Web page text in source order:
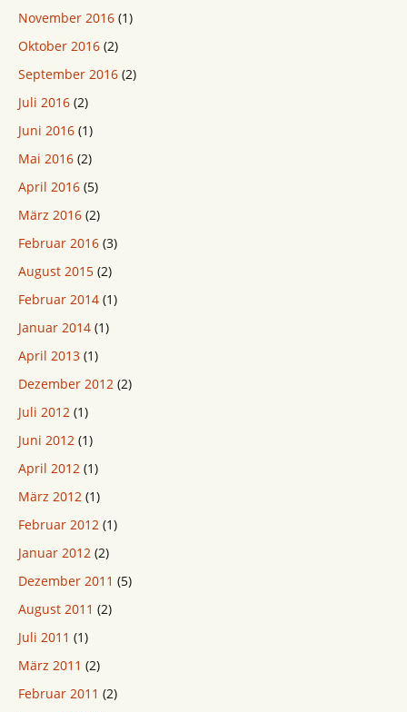
November 2016 (1)
Oktober 2016 (2)
September 2016 (2)
Juli 2016 (2)
Juni 2016 (1)
Mai 2016 (2)
April 2016 (5)
März 2016 (2)
Februar 2016 (3)
August 2015 (2)
Februar 2014 (1)
Januar 2014 (1)
April 2013 (1)
Dezember 2012 (2)
Juli 2012 (1)
Juni 2012 (1)
April 2012 (1)
März 2012 (1)
Februar 2012 (1)
Januar 2012 (2)
Dezember 2011 (5)
August 2011 (2)
Juli 2011 (1)
März 2011 (2)
Februar 2011 (2)